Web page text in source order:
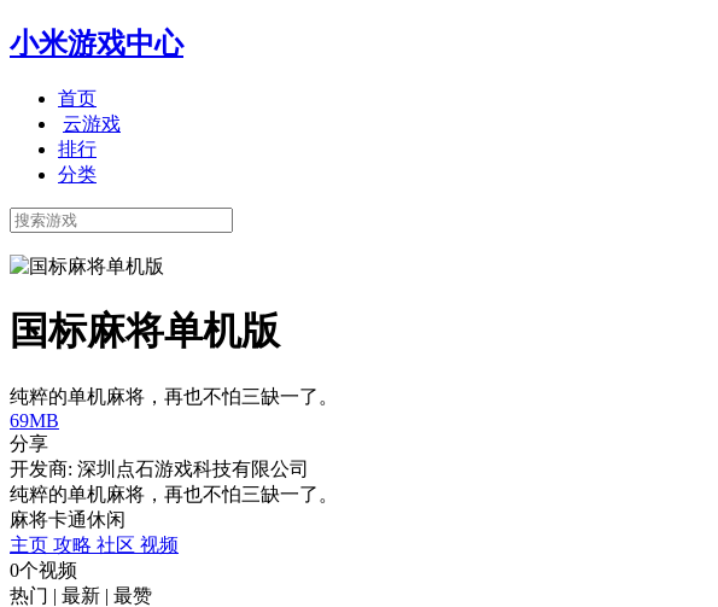
小米游戏中心
首页
云游戏
排行
分类
国标麻将单机版
纯粹的单机麻将，再也不怕三缺一了。
69MB
分享
开发商: 深圳点石游戏科技有限公司
纯粹的单机麻将，再也不怕三缺一了。
麻将卡通休闲
主页 攻略 社区 视频
0个视频
热门 | 最新 | 最赞